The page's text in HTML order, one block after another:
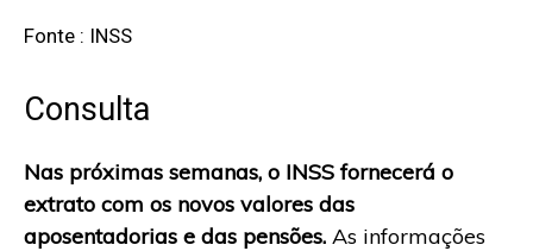
Fonte : INSS
Consulta
Nas próximas semanas, o INSS fornecerá o
extrato com os novos valores das
aposentadorias e das pensões. As informações